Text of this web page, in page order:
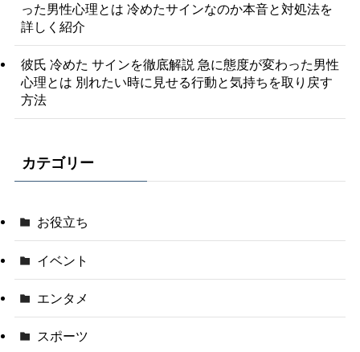
った男性心理とは 冷めたサインなのか本音と対処法を
詳しく紹介
彼氏 冷めた サインを徹底解説 急に態度が変わった男性
心理とは 別れたい時に見せる行動と気持ちを取り戻す
方法
カテゴリー
お役立ち
イベント
エンタメ
スポーツ